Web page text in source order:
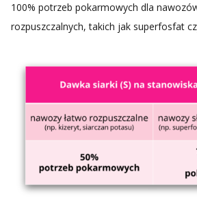
100% potrzeb pokarmowych dla
rozpuszczalnych, takich jak superfosfat